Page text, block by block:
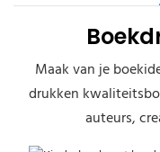
Maak van je
drukken
auteurs,